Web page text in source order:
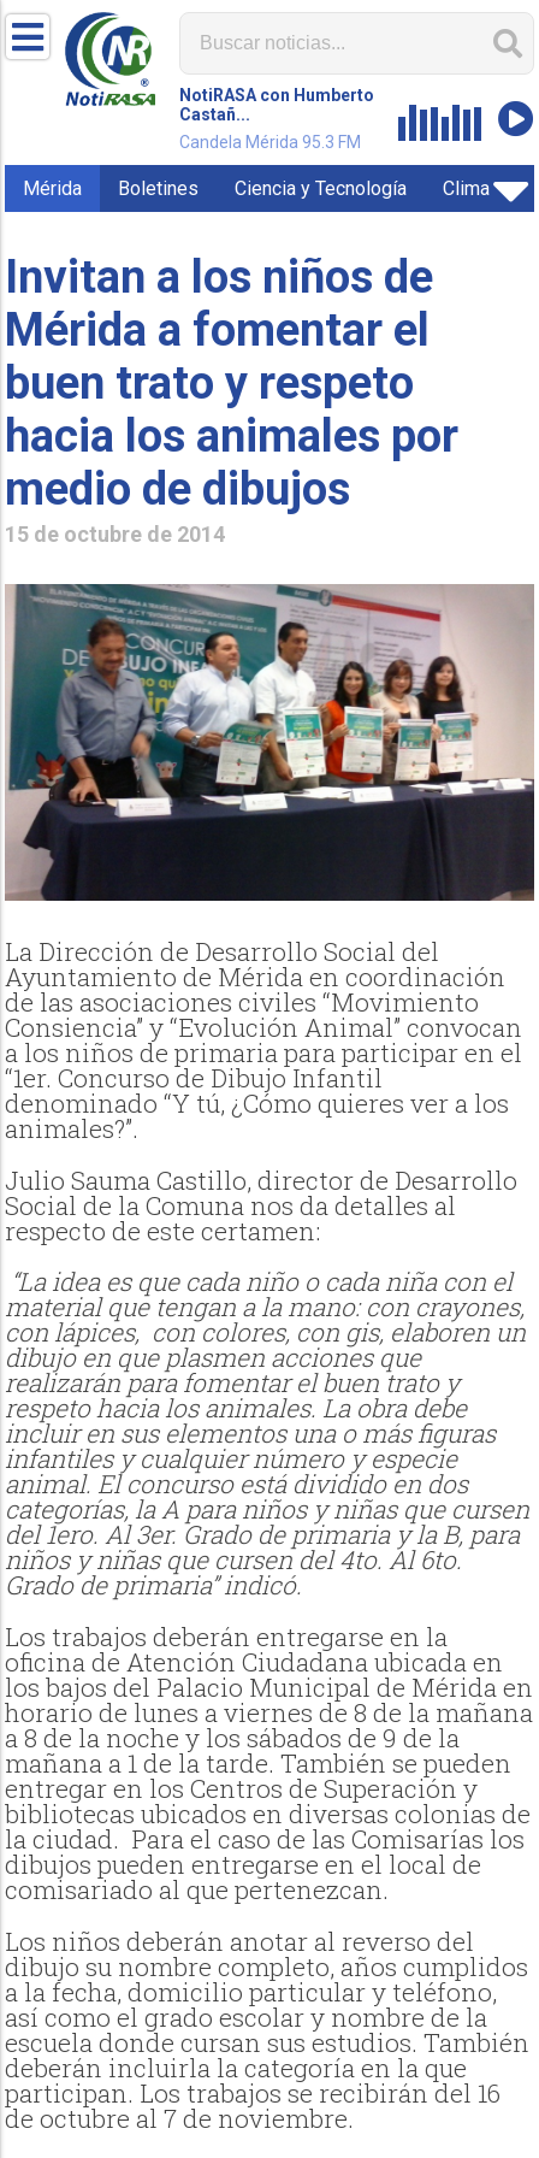
NotiRASA con Humberto
Castañ...
Candela Mérida 95.3 FM
Mérida Boletines Ciencia y Tecnología Clima
Invitan a los niños de
Mérida a fomentar el
buen trato y respeto
hacia los animales por
medio de dibujos
15 de octubre de 2014
La Dirección de Desarrollo Social del
Ayuntamiento de Mérida en coordinación
de las asociaciones civiles “Movimiento
Consiencia” y “Evolución Animal” convocan
a los niños de primaria para participar en el
“1er. Concurso de Dibujo Infantil
denominado “Y tú, ¿Cómo quieres ver a los
animales?”.
Julio Sauma Castillo, director de Desarrollo
Social de la Comuna nos da detalles al
respecto de este certamen:
“La idea es que cada niño o cada niña con el
material que tengan a la mano: con crayones,
con lápices, con colores, con gis, elaboren un
dibujo en que plasmen acciones que
realizarán para fomentar el buen trato y
respeto hacia los animales. La obra debe
incluir en sus elementos una o más figuras
infantiles y cualquier número y especie
animal. El concurso está dividido en dos
categorías, la A para niños y niñas que cursen
del 1ero. Al 3er. Grado de primaria y la B, para
niños y niñas que cursen del 4to. Al 6to.
Grado de primaria” indicó.
Los trabajos deberán entregarse en la
oficina de Atención Ciudadana ubicada en
los bajos del Palacio Municipal de Mérida en
horario de lunes a viernes de 8 de la mañana
a 8 de la noche y los sábados de 9 de la
mañana a 1 de la tarde. También se pueden
entregar en los Centros de Superación y
bibliotecas ubicados en diversas colonias de
la ciudad. Para el caso de las Comisarías los
dibujos pueden entregarse en el local de
comisariado al que pertenezcan.
Los niños deberán anotar al reverso del
dibujo su nombre completo, años cumplidos
a la fecha, domicilio particular y teléfono,
así como el grado escolar y nombre de la
escuela donde cursan sus estudios. También
deberán incluirla la categoría en la que
participan. Los trabajos se recibirán del 16
de octubre al 7 de noviembre.